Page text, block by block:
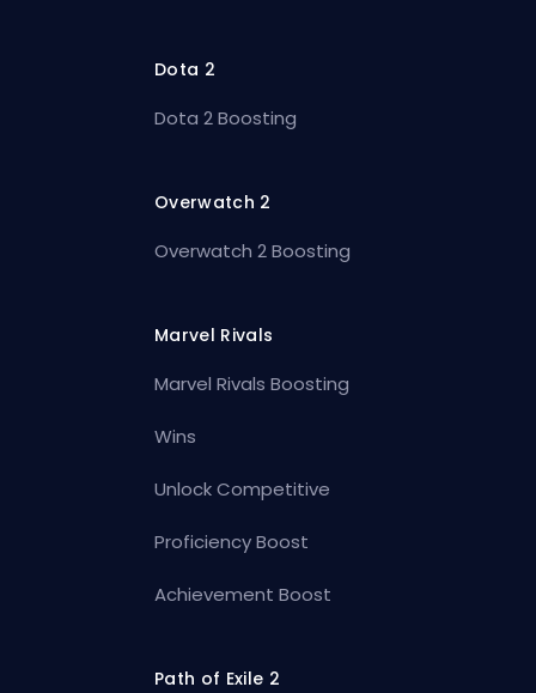
Dota 2
Dota 2 Boosting
Overwatch 2
Overwatch 2 Boosting
Marvel Rivals
Marvel Rivals Boosting
Wins
Unlock Competitive
Proficiency Boost
Achievement Boost
Path of Exile 2